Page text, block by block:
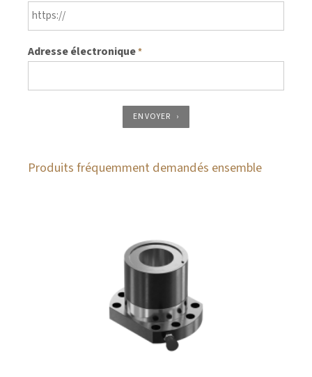
Adresse électronique*
ENVOYER
Produits fréquemment demandés ensemble